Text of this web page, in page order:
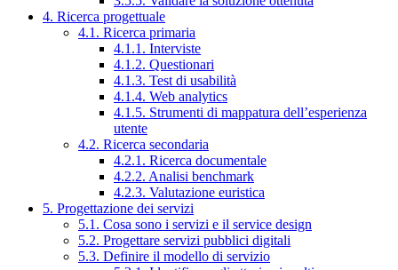
4. Ricerca progettuale
4.1. Ricerca primaria
4.1.1. Interviste
4.1.2. Questionari
4.1.3. Test di usabilità
4.1.4. Web analytics
4.1.5. Strumenti di mappatura dell’esperienza
utente
4.2. Ricerca secondaria
4.2.1. Ricerca documentale
4.2.2. Analisi benchmark
4.2.3. Valutazione euristica
5. Progettazione dei servizi
5.1. Cosa sono i servizi e il service design
5.2. Progettare servizi pubblici digitali
5.3. Definire il modello di servizio